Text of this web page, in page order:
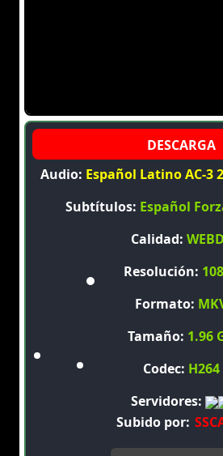
Audio: Español Latino AC-3
Subtítulos: Español
Calidad:
Resolución:
Formato:
Tamaño: 1.96
Codec: H264
Servidores:
Subido por: